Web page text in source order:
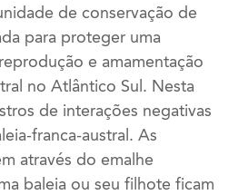
de conservação de
para proteger uma
e amamentação
no Atlântico Sul. Nesta
de interações negativas
franca-austral. As
através do emalhe
baleia ou seu filhote ficam